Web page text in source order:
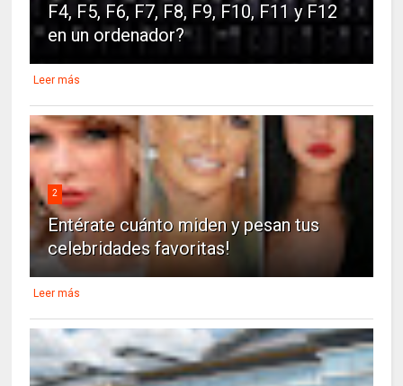
F4, F5, F6, F7, F8, F9, F10, F11 y F12
en un ordenador?
Leer más
2
Entérate cuánto miden y pesan tus
celebridades favoritas!
Leer más